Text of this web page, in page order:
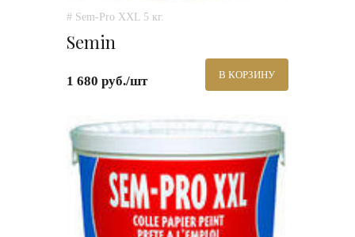
# Sem-Pro XXL 5 кг.
Semin
1 680 руб./шт В КОРЗИНУ